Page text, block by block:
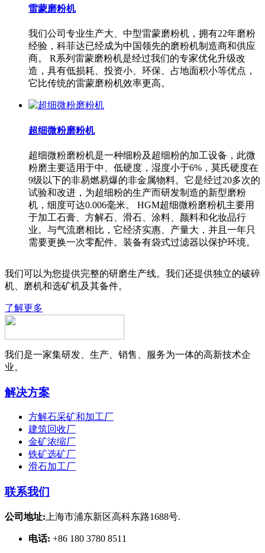
雷蒙磨粉机
我们公司专业生产大、中型雷蒙磨粉机，拥有22年磨粉
经验，科菲达已经成为中国领先的磨粉机制造商和供应
商。 R系列雷蒙磨粉机是经过我们的专家优化升级改
造，具有低损耗、投资小、环保、占地面积小等优点，
它比传统的雷蒙磨粉机效率更高。
超细微粉磨粉机
超细微粉磨粉机是一种细粉及超细粉的加工设备，此微
粉磨主要适用于中、低硬度，湿度小于6%，莫氏硬度在
9级以下的非易燃易爆的非金属物料。它是经过20多次的
试验和改进，为超细粉的生产而研发制造的新型磨粉
机，细度可达0.006毫米。 HGM超细微粉磨粉机主要用
于加工石膏、方解石、滑石、涂料、颜料和化妆品行
业。与气流磨相比，它经济实惠、产量大，并且一年只
需要更换一次零配件。装备有袋式过滤器以保护环境。
我们可以为您提供完整的研磨生产线。我们还提供独立的破碎
机、磨机和选矿机及其备件。
了解更多
我们是一家集研发、生产、销售、服务为一体的高新技术企
业。
解决方案
方解石采矿和加工厂
建筑回收厂
金矿浓缩厂
铁矿选矿厂
滑石加工厂
联系我们
公司地址: 上海市浦东新区高科东路1688号.
电话: +86 180 3780 8511